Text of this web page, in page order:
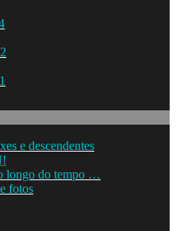
e descendentes
longo do tempo …
fotos